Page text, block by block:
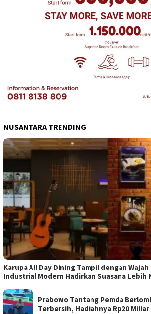
NUSANTARA TRENDING
Karupa All Day Dining Tampil dengan
Industrial Modern Hadirkan Suasana Lebih
Prabowo Tantang Pemda
Terbersih, Hadiahnya Rp20 Miliar